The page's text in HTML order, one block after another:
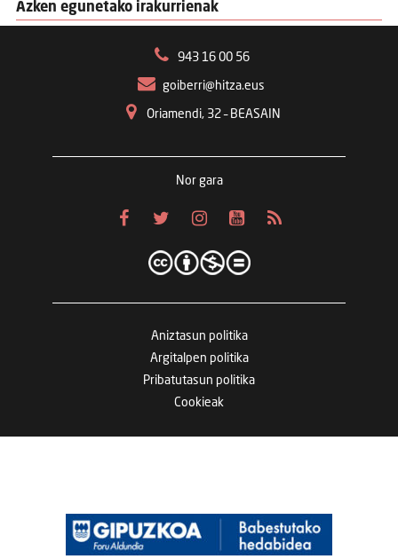
Azken egunetako irakurrienak
943 16 00 56
goiberri@hitza.eus
Oriamendi, 32 – BEASAIN
Nor gara
Aniztasun politika
Argitalpen politika
Pribatutasun politika
Cookieak